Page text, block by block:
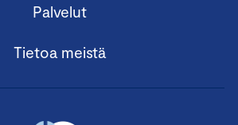
Palvelut
Tietoa meistä